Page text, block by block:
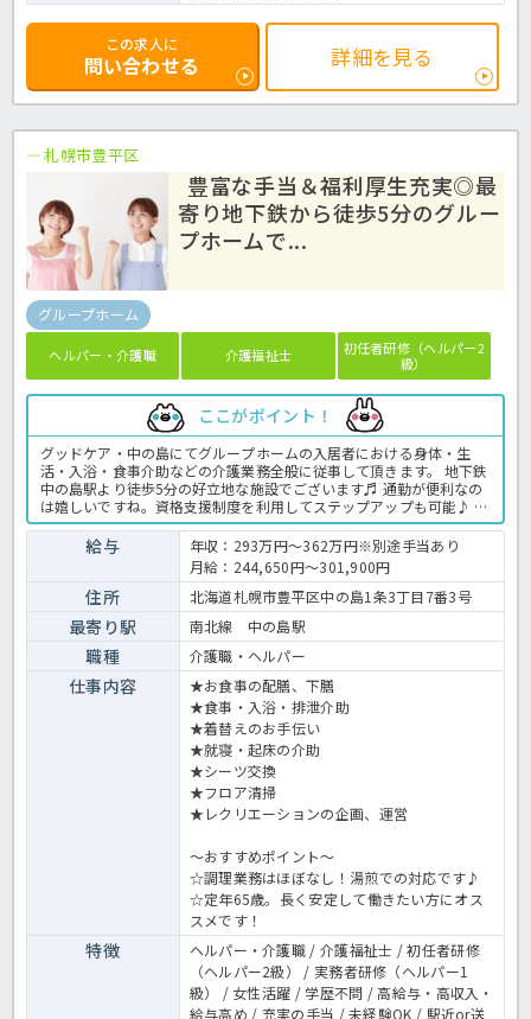
この求人に
問い合わせる 詳細を見る
札幌市豊平区
豊富な手当＆福利厚生充実◎最
寄り地下鉄から徒歩5分のグルー
プホームで...
グループホーム
ヘルパー・介護職 介護福祉士
初任者研修（ヘルパー2
級）
ここがポイント！
グッドケア・中の島にてグループホームの入居者における身体・生
活・入浴・食事介助などの介護業務全般に従事して頂きます。 地下鉄
中の島駅より徒歩5分の好立地な施設でございます♬ 通勤が便利なの
は嬉しいですね。資格支援制度を利用してステップアップも可能♪ 年
収300万円以上を目指せますよ！ 充実の各種手当・福利厚生を用意し
てご応募お待ちしております☆ グループホームでの介護業務全般で
す。 ＜介護職 正職員 グループホームの求人＞
給与
年収：293万円～362万円※別途手当あり
月給：244,650円～301,900円
住所 北海道札幌市豊平区中の島1条3丁目7番3号
最寄り駅 南北線 中の島駅
職種 介護職・ヘルパー
仕事内容
★お食事の配膳、下膳
★食事・入浴・排泄介助
★着替えのお手伝い
★就寝・起床の介助
★シーツ交換
★フロア清掃
★レクリエーションの企画、運営
～おすすめポイント～
☆調理業務はほぼなし！湯煎での対応です♪
☆定年65歳。長く安定して働きたい方にオス
スメです！
特徴
ヘルパー・介護職 / 介護福祉士 / 初任者研修
（ヘルパー2級） / 実務者研修（ヘルパー1
級） / 女性活躍 / 学歴不問 / 高給与・高収入・
給与高め / 充実の手当 / 未経験OK / 駅近or送